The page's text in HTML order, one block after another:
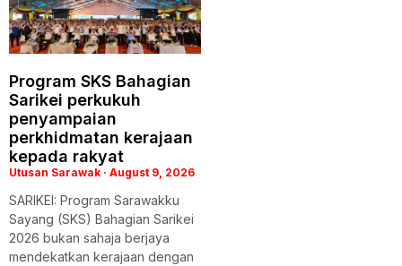
Program SKS Bahagian
Sarikei perkukuh
penyampaian
perkhidmatan kerajaan
kepada rakyat
Utusan Sarawak August 9, 2026
SARIKEI: Program Sarawakku
Sayang (SKS) Bahagian Sarikei
2026 bukan sahaja berjaya
mendekatkan kerajaan dengan